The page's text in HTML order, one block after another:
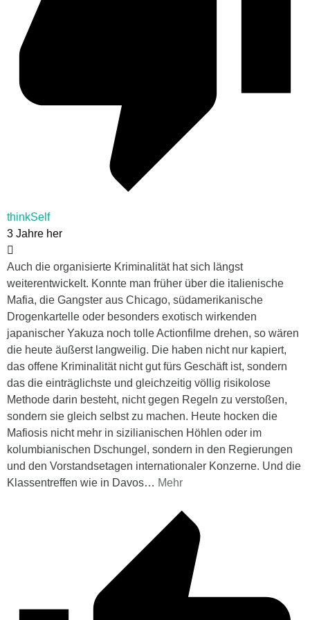
thinkSelf
3 Jahre her
Auch die organisierte Kriminalität hat sich längst
weiterentwickelt. Konnte man früher über die italienische
Mafia, die Gangster aus Chicago, südamerikanische
Drogenkartelle oder besonders exotisch wirkenden
japanischer Yakuza noch tolle Actionfilme drehen, so wären
die heute äußerst langweilig. Die haben nicht nur kapiert,
das offene Kriminalität nicht gut fürs Geschäft ist, sondern
das die einträglichste und gleichzeitig völlig risikolose
Methode darin besteht, nicht gegen Regeln zu verstoßen,
sondern sie gleich selbst zu machen. Heute hocken die
Mafiosis nicht mehr in sizilianischen Höhlen oder im
kolumbianischen Dschungel, sondern in den Regierungen
und den Vorstandsetagen internationaler Konzerne. Und die
Klassentreffen wie in Davos… Mehr